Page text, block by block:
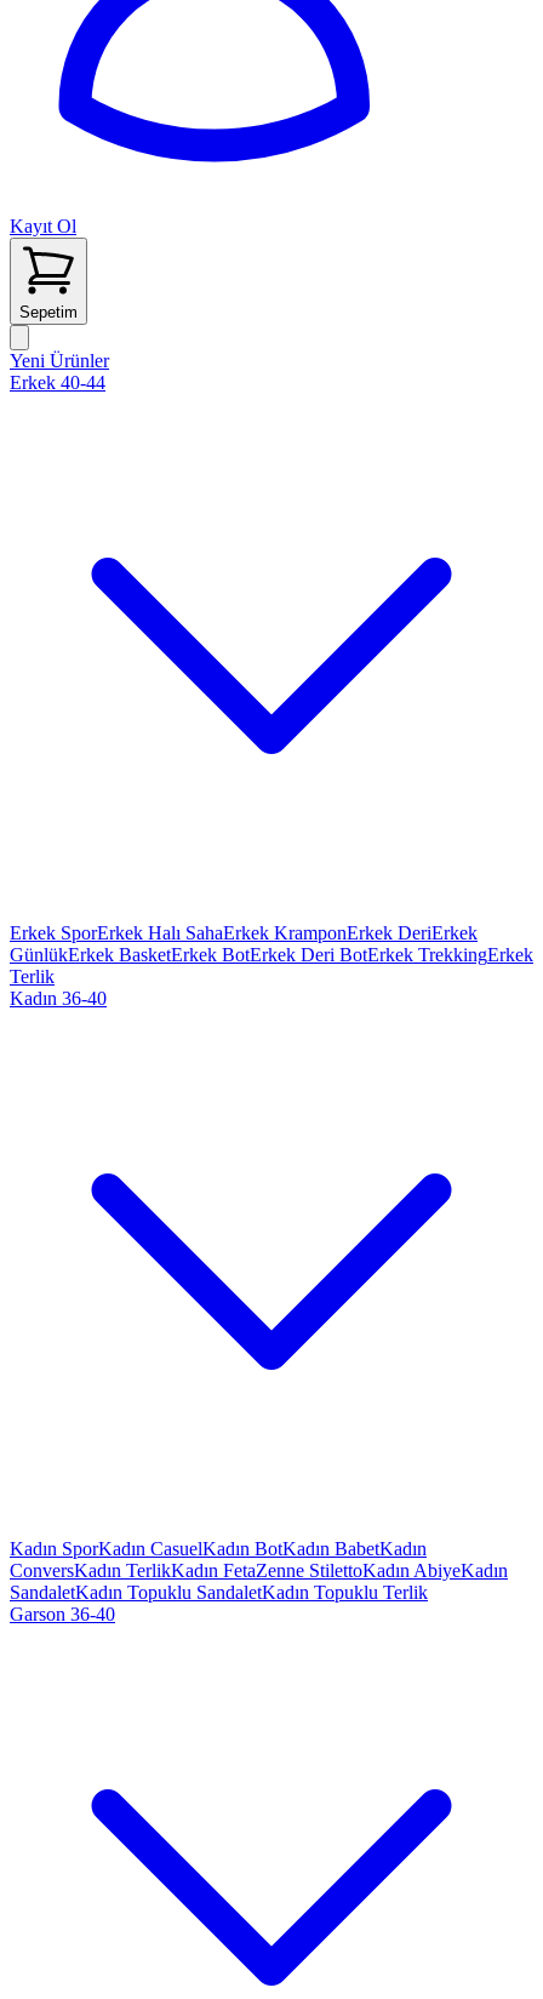
Kayıt Ol
Sepetim
Yeni Ürünler
Erkek 40-44
Erkek SporErkek Halı SahaErkek KramponErkek DeriErkek
GünlükErkek BasketErkek BotErkek Deri BotErkek TrekkingErkek
Terlik
Kadın 36-40
Kadın SporKadın CasuelKadın BotKadın BabetKadın
ConversKadın TerlikKadın FetaZenne StilettoKadın AbiyeKadın
SandaletKadın Topuklu SandaletKadın Topuklu Terlik
Garson 36-40